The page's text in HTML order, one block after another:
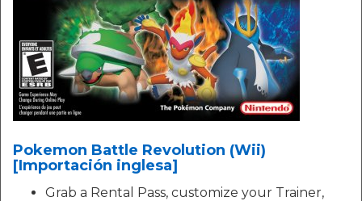
Pokemon Battle Revolution (Wii)
[Importación inglesa]
Grab a Rental Pass, customize your Trainer,